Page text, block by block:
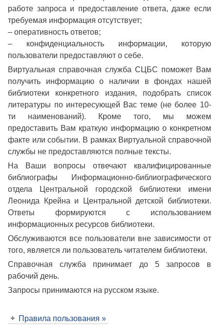
работе запроса и предоставление ответа, даже если
требуемая информация отсутствует;
– оперативность ответов;
– конфиденциальность информации, которую
пользователи предоставляют о себе.
Виртуальная справочная служба СЦБС поможет Вам
получить информацию о наличии в фондах нашей
библиотеки конкретного издания, подобрать список
литературы по интересующей Вас теме (не более 10-
ти наименований). Кроме того, мы можем
предоставить Вам краткую информацию о конкретном
факте или событии. В рамках Виртуальной справочной
службы не предоставляются полные тексты.
На Ваши вопросы отвечают квалифицированные
библиографы Информационно-библиографического
отдела Центральной городской библиотеки имени
Леонида Крейна и Центральной детской библиотеки.
Ответы формируются с использованием
информационных ресурсов библиотеки.
Обслуживаются все пользователи вне зависимости от
того, является ли пользователь читателем библиотеки.
Справочная служба принимает до 5 запросов в
рабочий день.
Запросы принимаются на русском языке.
Правила пользования »